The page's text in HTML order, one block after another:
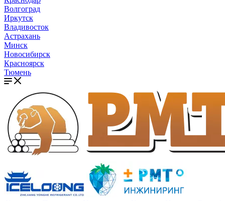
Волгоград
Иркутск
Владивосток
Астрахань
Минск
Новосибирск
Красноярск
Тюмень